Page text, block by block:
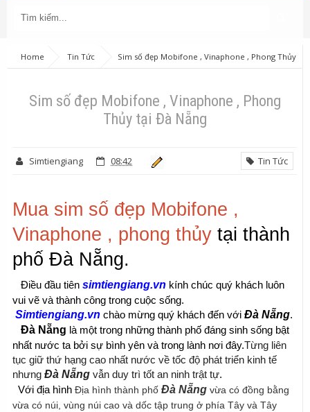
Home Tin Tức
Sim số đẹp Mobifone , Vinaphone , Phong Thủy
tại Đà Nẵng
Sim số đẹp Mobifone , Vinaphone , Phong
Thủy tại Đà Nẵng
Simtiengiang 08:42 Tin Tức
Mua sim số đẹp Mobifone ,
Vinaphone , phong thủy tại thành
phố Đà Nẵng.
Điều đầu tiên simtiengiang.vn kính chúc quý khách luôn
vui vẽ và thành công trong cuộc sống.
Simtiengiang.vn chào mừng quý khách đến với Đà Nẵng.
Đà Nẵng là một trong những thành phố đáng sinh sống bật
nhất nước ta bởi sự bình yên và trong lành nơi đây.Từng liên
tục giữ thứ hạng cao nhất nước về tốc độ phát triển kinh tế
nhưng Đà Nẵng vẫn duy trì tốt an ninh trật tự.
Với địa hình Địa hình thành phố Đà Nẵng vừa có đồng bằng
vừa có núi, vùng núi cao và dốc tập trung ở phía Tây và Tây